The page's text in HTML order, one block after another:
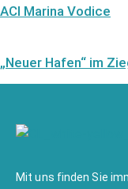
ACI Marina Vodice
„Neuer Hafen“ im
Mit uns finden Sie